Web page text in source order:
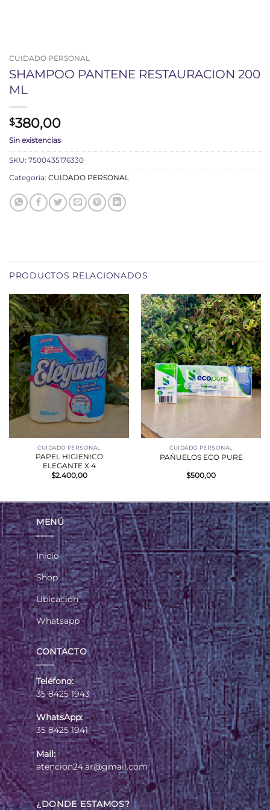
CUIDADO PERSONAL
SHAMPOO PANTENE RESTAURACION 200
ML
$380,00
Sin existencias
SKU: 7500435176330
Categoría: CUIDADO PERSONAL
PRODUCTOS RELACIONADOS
CUIDADO PERSONAL
PAPEL HIGIENICO
ELEGANTE X 4
$2.400,00
CUIDADO PERSONAL
PAÑUELOS ECO PURE
$500,00
MENÚ
Inicio
Shop
Ubicación
Whatsapp
CONTACTO
Teléfono:
35 8425 1943
WhatsApp:
35 8425 1941
Mail:
atencion24.ar@gmail.com
¿DONDE ESTAMOS?